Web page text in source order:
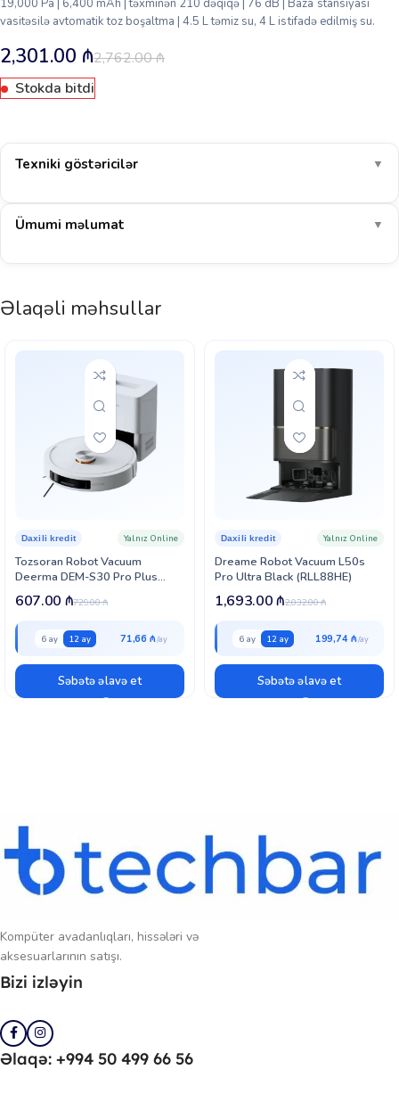
19,000 Pa | 6,400 mAh | təxminən 210 dəqiqə | 76 dB | Baza stansiyası
vasitəsilə avtomatik toz boşaltma | 4.5 L təmiz su, 4 L istifadə edilmiş su.
2,762.00₼
2,301.00 ₼
Stokda bitdi
Texniki göstəricilər ▼
Ümumi məlumat ▼
Əlaqəli məhsullar
Tozsoran Robot Vacuum
Deerma DEM-S30 Pro Plus
(DEM-S30 PRO PLUS)
Daxili kredit Yalnız Online
729.00₼
607.00 ₼
6 ay 12 ay 71,66 ₼
Səbətə əlavə et
Dreame Robot Vacuum L50s
Pro Ultra Black (RLL88HE)
Daxili kredit Yalnız Online
2,032.00₼
1,693.00₼
6 ay 12 ay 199,74 ₼
Səbətə əlavə et
Kompüter avadanlıqları, hissələri və
aksesuarlarının satışı.
Bizi izləyin
Əlaqə: +994 50 499 66 56